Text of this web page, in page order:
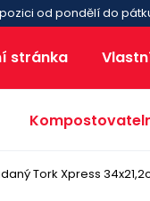
od pondělí do
stránka
Tork Xpress